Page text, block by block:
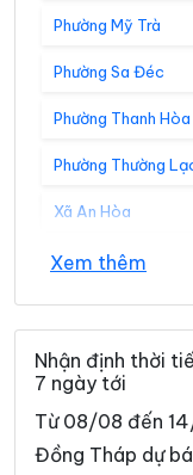
Phường Mỹ Trà
Phường Sa Đéc
Phường Thanh Hòa
Phường Thường
Xã An Hòa
Xã An Long
Xã An Thạnh Thủy
Xã Bình Hàng Trung
Xã Bình Phú
Xã Cái Bè
Xem thêm
Nhận định thời
7 ngày tới
Từ 08/08 đến
Đồng Tháp dự